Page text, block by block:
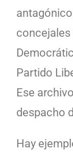
concejales
Partido
Ese
despacho
Hay